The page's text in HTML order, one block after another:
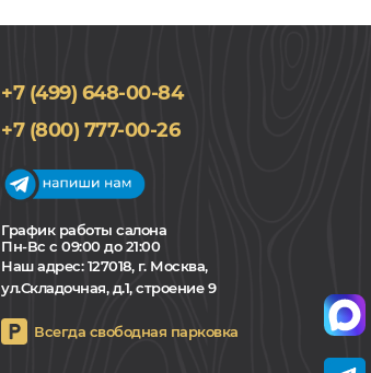
+7 (499) 648-00-84
+7 (800) 777-00-26
График работы салона
Пн-Вс с 09:00 до 21:00
Наш адрес:127018, г. Москва,
ул.Складочная, д.1, строение 9
Всегда свободная парковка